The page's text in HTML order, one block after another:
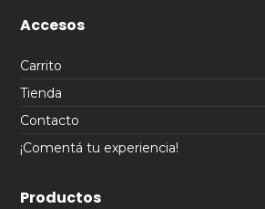
Accesos
Carrito
Tienda
Contacto
¡Comentá tu experiencia!
Productos